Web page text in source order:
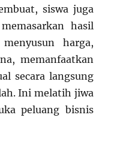
siswa juga
hasil
harga,
memanfaatkan
secara langsung
Ini melatih jiwa
peluang bisnis